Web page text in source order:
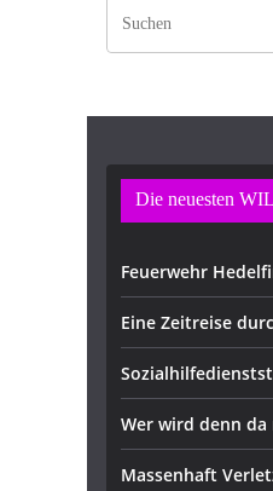
Die neuesten
Feuerwehr
Eine Zeitreise
Wer wird denn
Massenhaft